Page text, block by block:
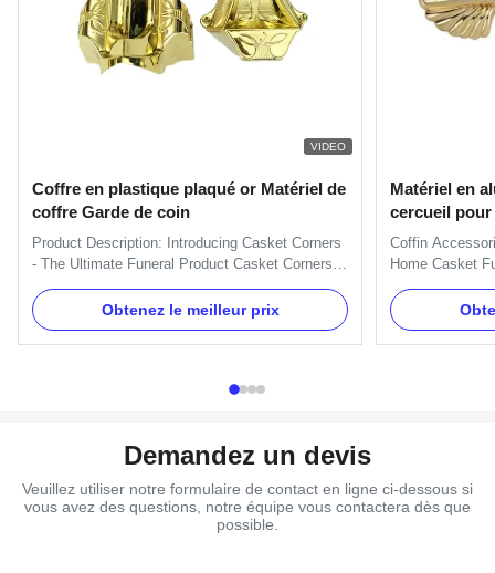
VIDEO
Coffre en plastique plaqué or Matériel de
coffre Garde de coin
Product Description: Introducing Casket Corners
- The Ultimate Funeral Product Casket Corners
casket with a beautiful, timeless look. Our
product is perfect for any funeral home, large or
small. Manufactured by a leading large funeral
Obtenez le meilleur prix
Matériel en
cercueil
Coffin
Home Casket
pattern
side of the
Standard
Demandez un devis
Veuillez utiliser notre formulaire de contact en ligne ci-dessous si
vous avez des questions, notre équipe vous contactera dès que
possible.